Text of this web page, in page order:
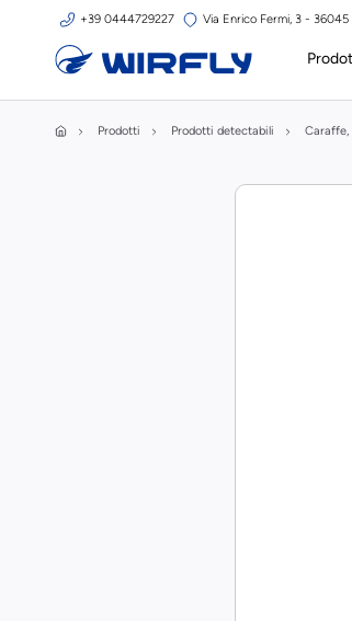
+39 0444729227 Via Enrico Fermi, 3 - 36045
Prodotti Prodotti detectabili Caraffe,